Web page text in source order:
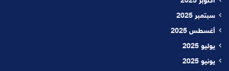
سبتمبر 2025
أغسطس 2025
يوليو 2025
يونيو 2025